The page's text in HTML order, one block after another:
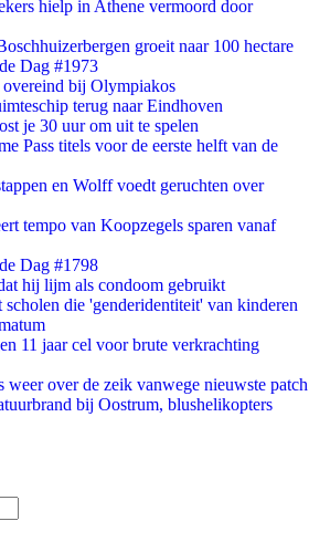
hielp in Athene vermoord door
groeit naar 100 hectare
Dag #1973
bij Olympiakos
terug naar Eindhoven
je 30 uur om uit te spelen
Pass titels voor de eerste helft van de
en Wolff voedt geruchten over
tempo van Koopzegels sparen vanaf
Dag #1798
hij lijm als condoom gebruikt
die 'genderidentiteit' van kinderen
11 jaar cel voor brute verkrachting
weer over de zeik vanwege nieuwste patch
bij Oostrum, blushelikopters